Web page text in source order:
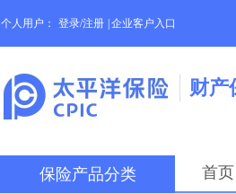
个人用户： 登录/注册 企业客户入口
财产
保险产品分类 首页